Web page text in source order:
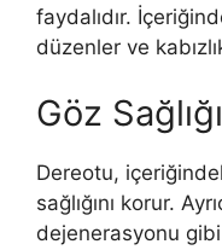
faydalıdır.
düzenler ve
Göz Sağlığı
Dereotu,
sağlığını korur.
dejenerasyonu gibi